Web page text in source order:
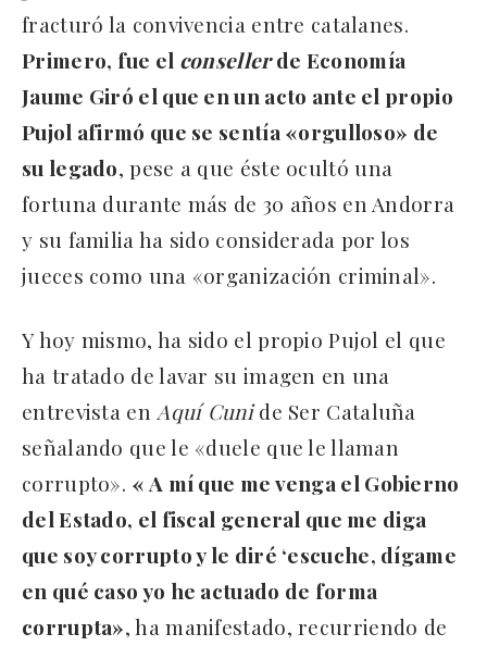
fracturó la convivencia entre catalanes.
Primero, fue el consellerde Economía
Jaume Giró el que en un acto ante el propio
Pujol afirmó que se sentía «orgulloso» de
su legado, pese a que éste ocultó una
fortuna durante más de 30 años en Andorra
y su familia ha sido considerada por los
jueces como una «organización criminal».
Y hoy mismo, ha sido el propio Pujol el que
ha tratado de lavar su imagen en una
entrevista en Aquí Cunide Ser Cataluña
señalando que le «duele que le llaman
corrupto». « A mí que me venga el Gobierno
del Estado, el fiscal general que me diga
que soy corrupto y le diré ‘escuche, dígame
en qué caso yo he actuado de forma
corrupta», ha manifestado, recurriendo de